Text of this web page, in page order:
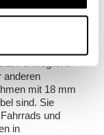
anderen
mit 18 mm
sind. Sie
und
in